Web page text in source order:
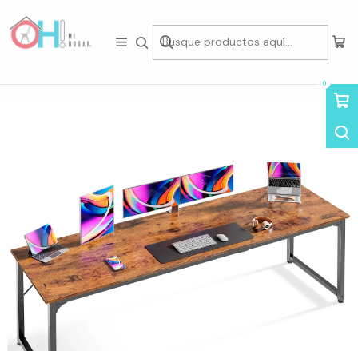
0
Inicio Home Office Escritorios Escritorio XL Rustico 200x60cm